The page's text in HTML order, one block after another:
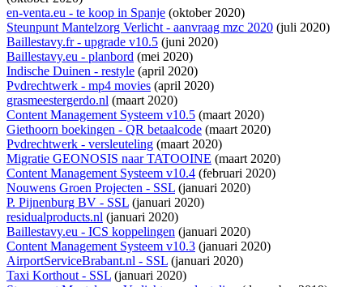
en-venta.eu - te koop in Spanje (oktober 2020)
Steunpunt Mantelzorg Verlicht - aanvraag mzc 2020 (juli 2020)
Baillestavy.fr - upgrade v10.5 (juni 2020)
Baillestavy.eu - planbord (mei 2020)
Indische Duinen - restyle (april 2020)
Pvdrechtwerk - mp4 movies (april 2020)
grasmeestergerdo.nl (maart 2020)
Content Management Systeem v10.5 (maart 2020)
Giethoorn boekingen - QR betaalcode (maart 2020)
Pvdrechtwerk - versleuteling (maart 2020)
Migratie GEONOSIS naar TATOOINE (maart 2020)
Content Management Systeem v10.4 (februari 2020)
Nouwens Groen Projecten - SSL (januari 2020)
P. Pijnenburg BV - SSL (januari 2020)
residualproducts.nl (januari 2020)
Baillestavy.eu - ICS koppelingen (januari 2020)
Content Management Systeem v10.3 (januari 2020)
AirportServiceBrabant.nl - SSL (januari 2020)
Taxi Korthout - SSL (januari 2020)